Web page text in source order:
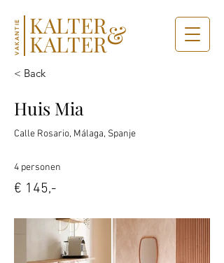
KALTER
KALTER
VAKANTIE &
< Back
Huis Mia
Calle Rosario, Málaga, Spanje
4 personen
€ 145,-